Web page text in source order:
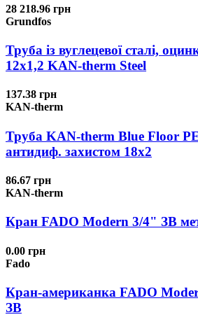
28 218.96 грн
Grundfos
Труба із вуглецевої сталі,
12x1,2 KAN-therm Steel
137.38 грн
KAN-therm
Труба KAN-therm Blue Floor
антидиф. захистом 18х2
86.67 грн
KAN-therm
Кран FADO Modern 3/4" ЗВ
0.00 грн
Fado
Кран-американка FADO
ЗВ